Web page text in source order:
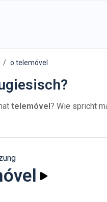
o telemóvel
telemóvel? Wie spricht